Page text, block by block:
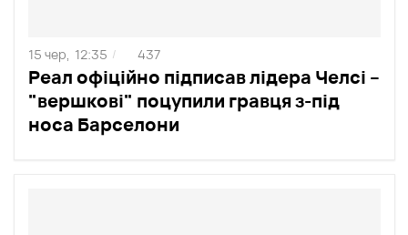
Реал офіційно підписав лідера Челсі –
"вершкові" поцупили гравця з-під
носа Барселони
15 чер, 12:35 / 437